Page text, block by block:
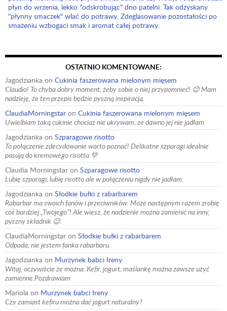
płyn do wrzenia, lekko "odskrobując" dno patelni. Tak odzyskany
"płynny smaczek" wlać do potrawy. Zdeglasowanie pozostałości po
smażeniu wzbogaci smak i aromat całej potrawy.
OSTATNIO KOMENTOWANE:
Jagodzianka on Cukinia faszerowana mielonym mięsem
Claudio! To chyba dobry moment, żeby sobie o niej przypomnieć! 😊 Mam
nadzieję, że ten przepis będzie pyszną inspiracją.
ClaudiaMorningstar on Cukinia faszerowana mielonym mięsem
Uwielbiam taką cukinie chociaz nie ukrywam, ze dawno jej nie jadłam.
Jagodzianka on Szparagowe risotto
To połączenie zdecydowanie warto poznać! Delikatne szparagi idealnie
pasują do kremowego risotta 💚
Claudia Morningstar on Szparagowe risotto
Lubię szparagi, lubię risotto ale w połączeniu nigdy nie jadłam.
Jagodzianka on Słodkie bułki z rabarbarem
Rabarbar ma swoich fanów i przeciwników. Może następnym razem zrobię
coś bardziej „Twojego”! Ale wiesz, że nadzienie można zamienić na inny,
pyszny składnik 😉.
ClaudiaMorningstar on Słodkie bułki z rabarbarem
Odpada, nie jestem fanka rabarbaru.
Jagodzianka on Murzynek babci Ireny
Witaj, oczywiście że można. Kefir, jogurt, maślankę można zawsze użyć
zamienne.Pozdrawiam
Mariola on Murzynek babci Ireny
Czy zamiast kefiru można dać jogurt naturalny?